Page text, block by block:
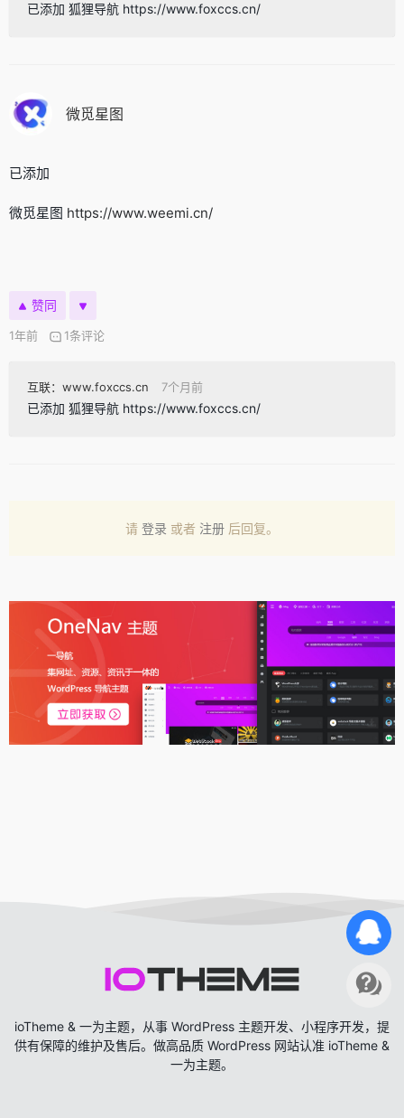
已添加 狐狸导航 https://www.foxccs.cn/
微觅星图
已添加
微觅星图 https://www.weemi.cn/
赞同
1年前 1条评论
互联：www.foxccs.cn 7个月前
已添加 狐狸导航 https://www.foxccs.cn/
请 登录 或者 注册 后回复。
ioTheme & 一为主题，从事 WordPress 主题开发、小程序开发，提
供有保障的维护及售后。做高品质 WordPress 网站认准 ioTheme &
一为主题。